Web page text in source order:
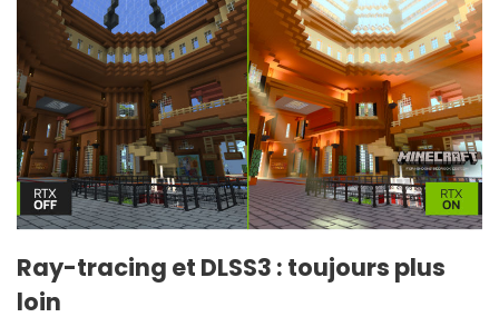
Ray-tracing et DLSS3 : toujours plus
loin